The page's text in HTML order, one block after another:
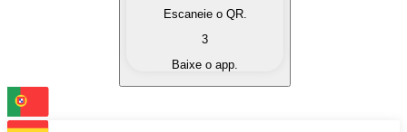
Converta suas criptomoedas em moeda fiduciária
Troque uma criptomoeda por outra
Escaneie o QR.
3
Baixe o app.